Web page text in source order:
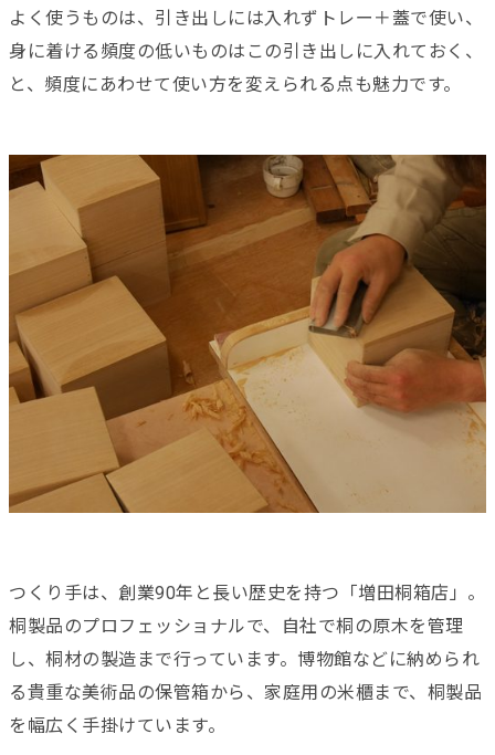
よく使うものは、引き出しには入れずトレー＋蓋で使い、
身に着ける頻度の低いものはこの引き出しに入れておく、
と、頻度にあわせて使い方を変えられる点も魅力です。
つくり手は、創業90年と長い歴史を持つ「増田桐箱店」。
桐製品のプロフェッショナルで、自社で桐の原木を管理
し、桐材の製造まで行っています。博物館などに納められ
る貴重な美術品の保管箱から、家庭用の米櫃まで、桐製品
を幅広く手掛けています。